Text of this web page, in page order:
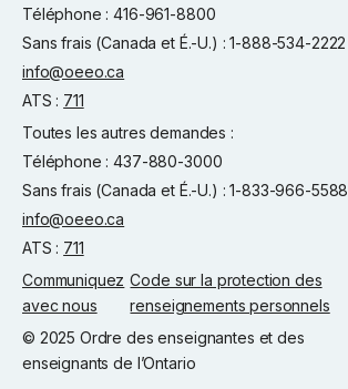
Téléphone : 416-961-8800
Sans frais (Canada et É.-U.) : 1-888-534-2222
info@oeeo.ca
ATS : 711
Toutes les autres demandes :
Téléphone : 437-880-3000
Sans frais (Canada et É.-U.) : 1-833-966-5588
info@oeeo.ca
ATS : 711
Communiquez
avec nous
Code sur la protection des
renseignements personnels
© 2025 Ordre des enseignantes et des
enseignants de l’Ontario